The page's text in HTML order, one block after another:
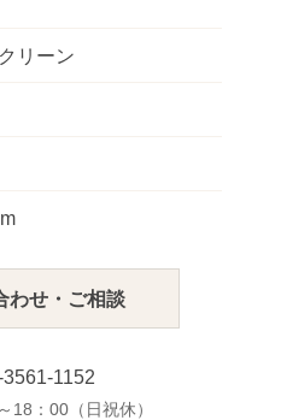
リーン
わせ・ご相談
1152
18：00（日祝休）